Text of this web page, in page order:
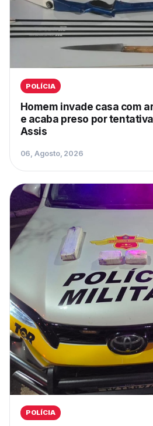
POLÍCIA
Homem invade casa com
e acaba preso por
Assis
06, Agosto, 2026
POLÍCIA